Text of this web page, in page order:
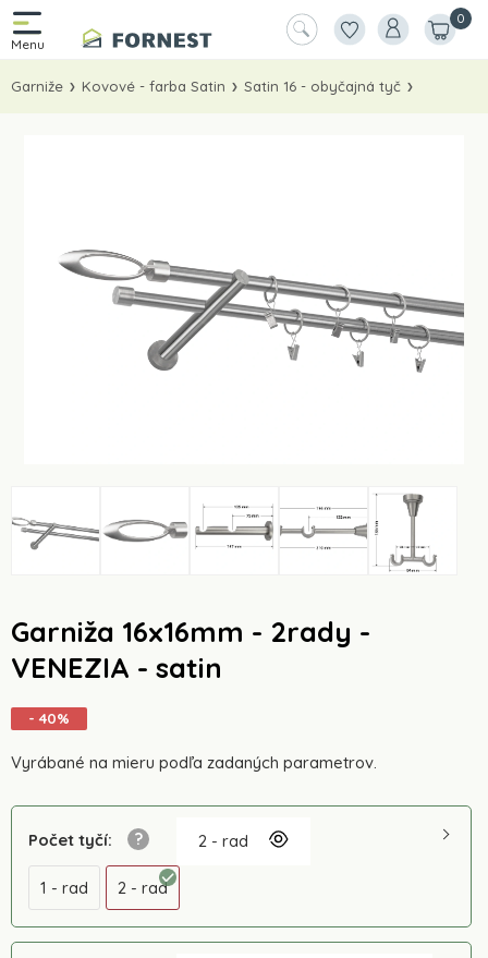
0
Garniže Kovové - farba Satin Satin 16 - obyčajná tyč
Garniža 16x16mm - 2rady -
VENEZIA - satin
- 40%
Vyrábané na mieru podľa zadaných parametrov.
Počet tyčí: 2 - rad
1 - rad 2 - rad